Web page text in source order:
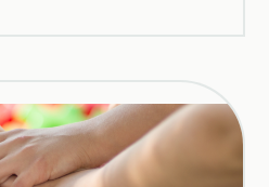
12, 2021
2022